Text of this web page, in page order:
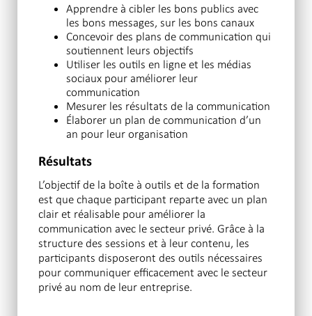
Apprendre à cibler les bons publics avec
les bons messages, sur les bons canaux
Concevoir des plans de communication qui
soutiennent leurs objectifs
Utiliser les outils en ligne et les médias
sociaux pour améliorer leur
communication
Mesurer les résultats de la communication
Élaborer un plan de communication d’un
an pour leur organisation
Résultats
L’objectif de la boîte à outils et de la formation
est que chaque participant reparte avec un plan
clair et réalisable pour améliorer la
communication avec le secteur privé. Grâce à la
structure des sessions et à leur contenu, les
participants disposeront des outils nécessaires
pour communiquer efficacement avec le secteur
privé au nom de leur entreprise.